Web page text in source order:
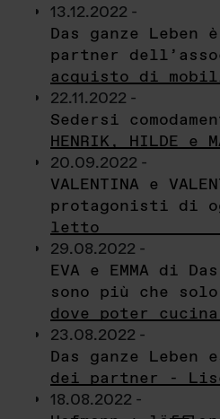
13.12.2022 -
Das ganze Leben
partner
acquisto di mobili
22.11.2022 -
Sedersi
HENRIK, HILDE e
20.09.2022 -
VALENTINA e
protagonisti di
letto
29.08.2022 -
EVA e EMMA di
sono più che
dove poter
23.08.2022 -
Das ganze Leben
dei partner -
18.08.2022 -